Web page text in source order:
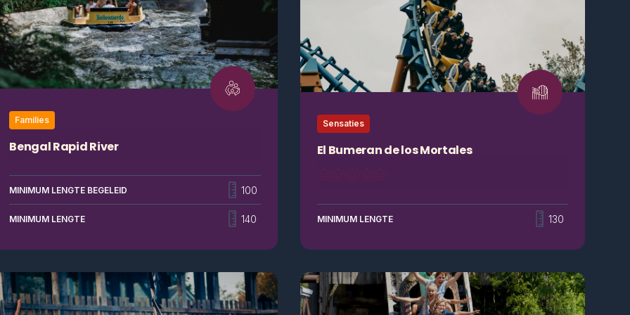
Families
Bengal Rapid River
Want als je deze kolkende bergrivier afdaalt, botst je
boot nu en dan eens tegen de rotsen aan. En als het
water dan over de randen van je boot klotst? Dan gilt
MINIMUM LENGTE BEGELEID 100
MINIMUM LENGTE 140
Sensaties
El Bumeran de los Mortales
MINIMUM LENGTE 130